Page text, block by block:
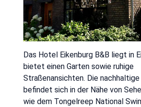
Das Hotel Eikenburg B&B liegt in
bietet einen Garten sowie ruhige
Straßenansichten. Die
befindet sich in der Nähe von
wie dem Tongelreep National